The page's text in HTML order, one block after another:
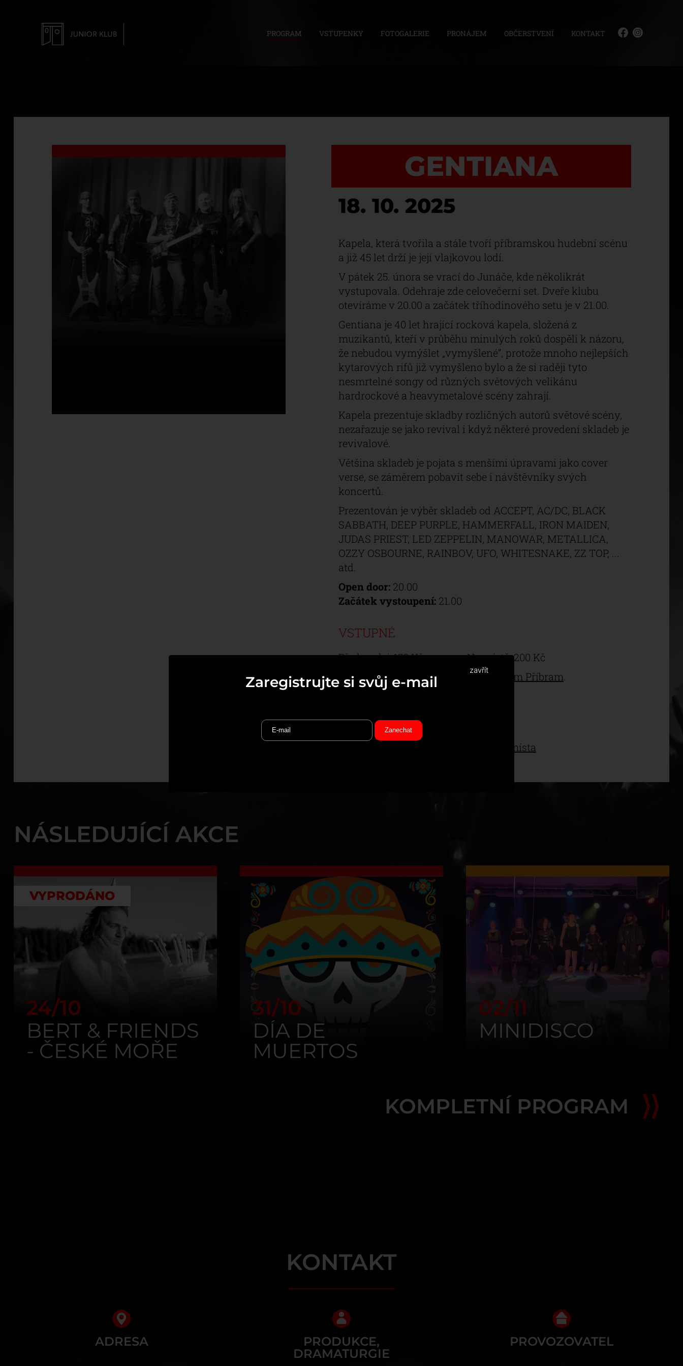
PROGRAM VSTUPENKY FOTOGALERIE PRONÁJEM OBČERSTVENÍ KONTAKT
GENTIANA
18. 10. 2025
Kapela, která tvořila a stále tvoří příbramskou hudební scénu
a již 45 let drží je její vlajkovou lodí.
V pátek 25. února se vrací do Junáče, kde několikrát
vystupovala. Odehraje zde celovečerní set. Dveře klubu
otevíráme v 20.00 a začátek tříhodinového setu je v 21.00.
Gentiana je 40 let hrající rocková kapela, složená z
muzikantů, kteří v průběhu minulých roků dospěli k názoru,
že nebudou vymýšlet „vymyšlené”, protože mnoho nejlepších
kytarových rifů již vymyšleno bylo a že si raději tyto
nesmrtelné songy od různých světových velikánu
hardrockové a heavymetalové scény zahrají.
Kapela prezentuje skladby rozličných autorů světové scény,
nezařazuje se jako revival i když některé provedení skladeb je
revivalové.
Většina skladeb je pojata s menšími úpravami jako cover
verse, se záměrem pobavit sebe i návštěvníky svých
koncertů.
Prezentován je výběr skladeb od ACCEPT, AC/DC, BLACK
SABBATH, DEEP PURPLE, HAMMERFALL, IRON MAIDEN,
JUDAS PRIEST, LED ZEPPELIN, MANOWAR, METALLICA,
OZZY OSBOURNE, RAINBOV, UFO, WHITESNAKE, ZZ TOP, ...
atd.
Open door:20.00
Začátek vystoupení:21.00
VSTUPNÉ
Předprodej: 150 Kč Na místě: 200 Kč
Akci pořádá Městské kulturní centrum Příbram
Změna programu vyhrazena.
PŘEDPRODEJ
Prodejní místa
NÁSLEDUJÍCÍ AKCE
VYPRODÁNO
24/10
BERT & FRIENDS
- ČESKÉ MOŘE
31/10
DÍA DE
MUERTOS
02/11
MINIDISCO
KOMPLETNÍ PROGRAM
KONTAKT
ADRESA
PRODUKCE,
DRAMATURGIE
PROVOZOVATEL
zavřít
Zaregistrujte si svůj e-mail